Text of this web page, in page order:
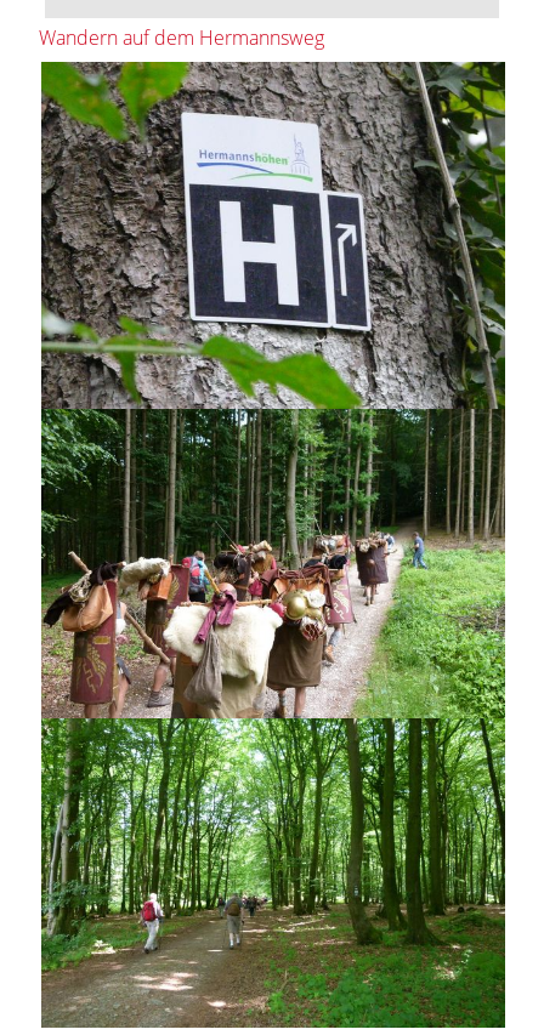
Wandern auf dem Hermannsweg